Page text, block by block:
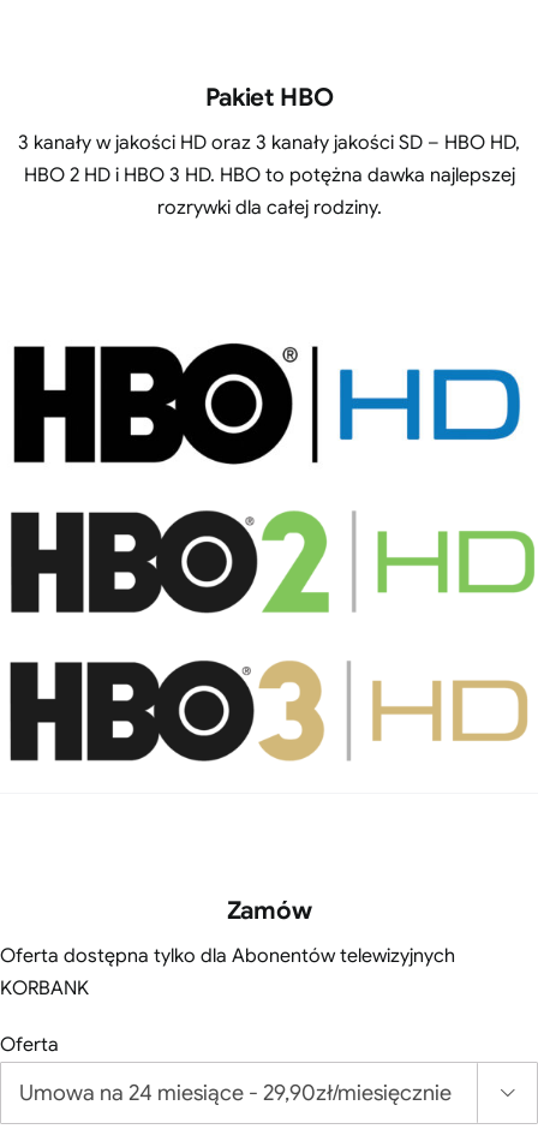
Pakiet HBO
3 kanały w jakości HD oraz 3 kanały jakości SD – HBO HD,
HBO 2 HD i HBO 3 HD. HBO to potężna dawka najlepszej
rozrywki dla całej rodziny.
Zamów
Oferta dostępna tylko dla Abonentów telewizyjnych
KORBANK
Oferta
